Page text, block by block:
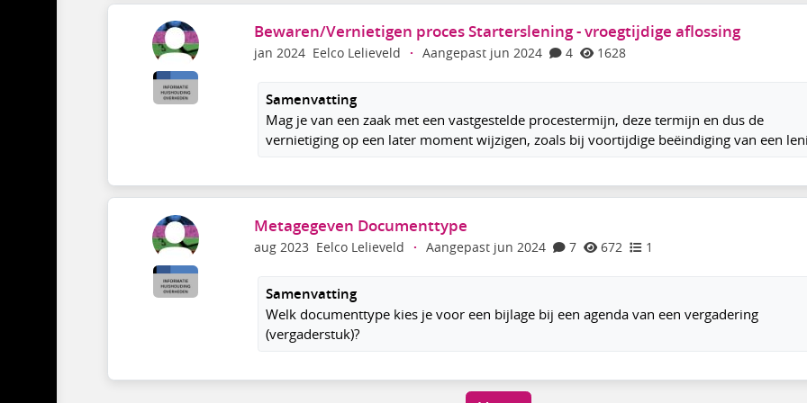
Bewaren/Vernietigen proces Starterslening - vroegtijdige aflossing
jan 2024 Eelco Lelieveld · Aangepast jun 2024 4 1628
Samenvatting
Mag je van een zaak met een vastgestelde procestermijn, deze termijn en dus de
vernietiging op een later moment wijzigen, zoals bij voortijdige beëindiging van een
Metagegeven Documenttype
aug 2023 Eelco Lelieveld · Aangepast jun 2024 7 672 1
Samenvatting
Welk documenttype kies je voor een bijlage bij een agenda van een vergadering
(vergaderstuk)?